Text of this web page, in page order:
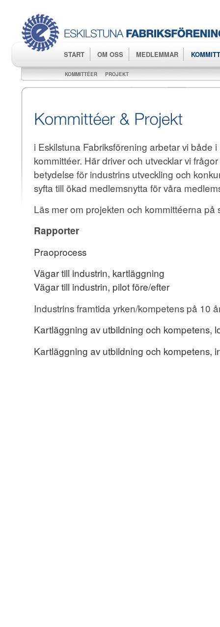
START OM OSS MEDLEMMAR
KOMMITTÉER PROJEKT
i Eskilstuna Fabriksförening arbetar vi både
kommittéer. Här driver och utvecklar vi
betydelse för industrins utveckling och
syfta till ökad medlemsnytta för våra
Läs mer om projekten och kommittéerna på
Rapporter
Praoprocess
Vägar till industrin, kartläggning
Vägar till industrin, pilot före/efter
Industrins framtida yrken/kompetens på 10
Kartläggning av utbildning och kompetens,
Kartläggning av utbildning och kompetens,